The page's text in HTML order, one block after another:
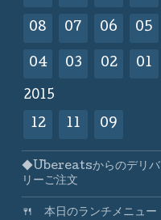
08 07 06 05
04 03 02 01
2015
12 11 09
◆Ubereatsからのデリバ
リーご注文
🍴 本日のランチメニュー